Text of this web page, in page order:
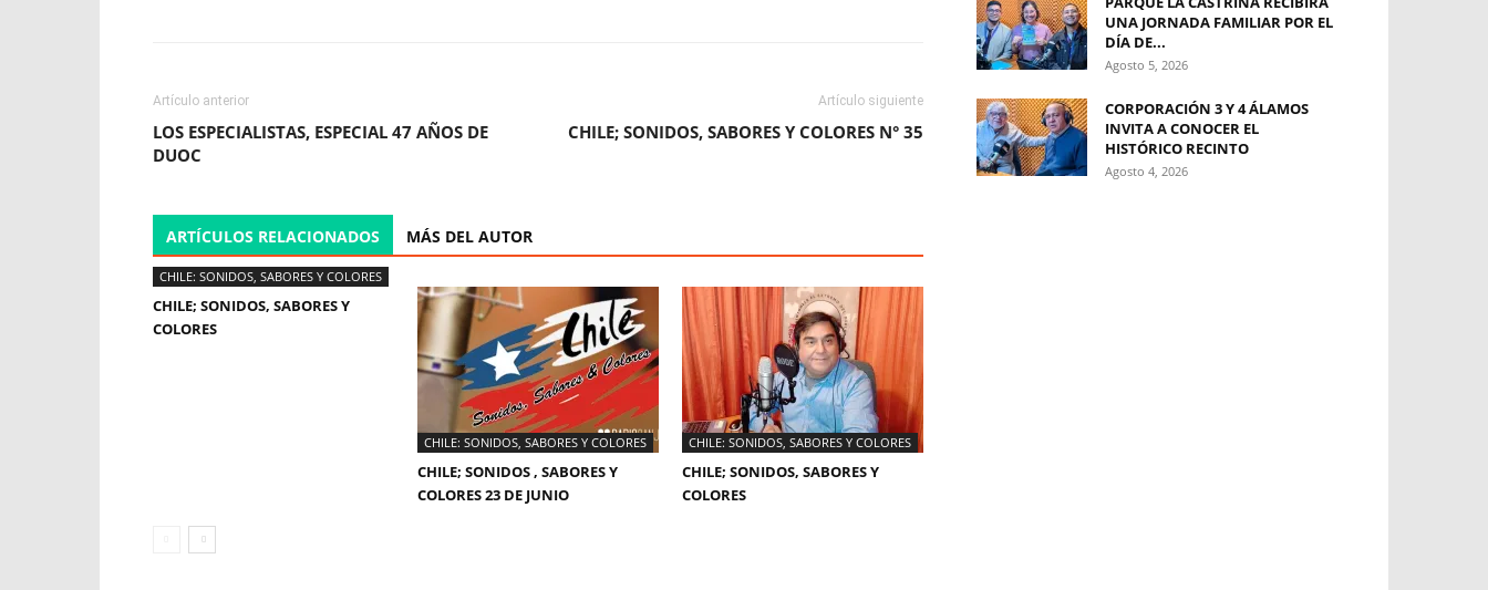
Artículo anterior
LOS ESPECIALISTAS, ESPECIAL 47 AÑOS DE
DUOC
Artículo siguiente
CHILE; SONIDOS, SABORES Y COLORES N° 35
ARTÍCULOS RELACIONADOS MÁS DEL AUTOR
CHILE: SONIDOS, SABORES Y COLORES
CHILE; SONIDOS, SABORES Y
COLORES
CHILE: SONIDOS, SABORES Y COLORES
CHILE; SONIDOS , SABORES Y
COLORES 23 DE JUNIO
CHILE: SONIDOS, SABORES Y COLORES
CHILE; SONIDOS, SABORES Y
COLORES
UNA JORNADA FAMILIAR POR EL
DÍA DE...
Agosto 5, 2026
CORPORACIÓN 3 Y 4 ÁLAMOS
INVITA A CONOCER EL
HISTÓRICO RECINTO
Agosto 4, 2026